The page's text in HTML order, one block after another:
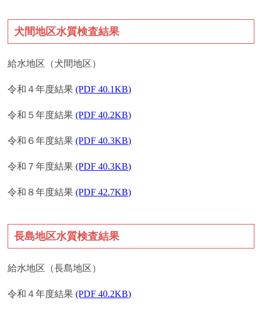
犬間地区水質検査結果
給水地区（犬間地区）
令和４年度結果(PDF 40.1KB)
令和５年度結果(PDF 40.2KB)
令和６年度結果(PDF 40.3KB)
令和７年度結果(PDF 40.3KB)
令和８年度結果(PDF 42.7KB)
長島地区水質検査結果
給水地区（長島地区）
令和４年度結果(PDF 40.2KB)